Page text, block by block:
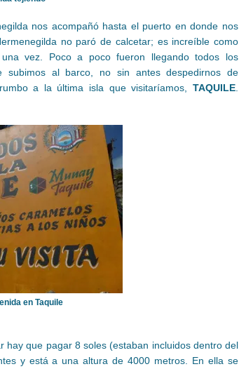
nos acompañó hasta el puerto en donde nos
no paró de calcetar; es increíble como
vez. Poco a poco fueron llegando todos los
al barco, no sin antes despedirnos de
a la última isla que visitaríamos,TAQUILE
en Taquile
hay que pagar 8 soles (estaban incluidos dentro del
y está a una altura de 4000 metros. En ella se